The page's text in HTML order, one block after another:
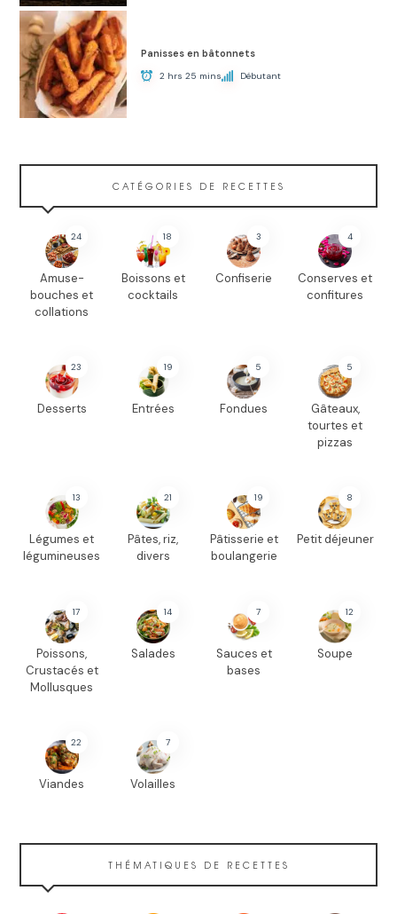
Panisses en bâtonnets
2 hrs 25 mins Débutant
CATÉGORIES DE RECETTES
24
Amuse-
bouches et
collations
18
Boissons et
cocktails
3
Confiserie
4
Conserves et
confitures
23
Desserts
19
Entrées
5
Fondues
5
Gâteaux,
tourtes et
pizzas
13
Légumes et
légumineuses
21
Pâtes, riz,
divers
19
Pâtisserie et
boulangerie
8
Petit déjeuner
17
Poissons,
Crustacés et
Mollusques
14
Salades
7
Sauces et
bases
12
Soupe
22
Viandes
7
Volailles
THÉMATIQUES DE RECETTES